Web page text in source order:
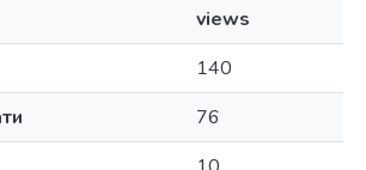
views
140
76